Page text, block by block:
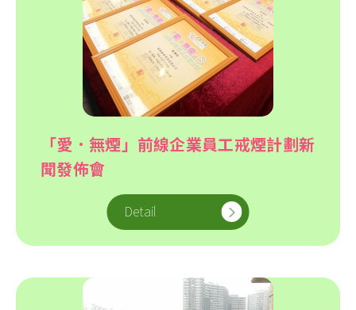
「愛．無煙」前線企業員工戒煙計劃新
聞發佈會
Detail